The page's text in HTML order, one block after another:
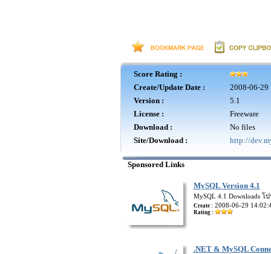
Score Rating :
Create/Update Date :
2008-06-29
Version :
5.1
License :
Freeware
Download :
No files
Site/Download :
http://
Sponsored Links
MySQL Version 4.1
MySQL 4.1 Downloads
Create : 2008-06-29
Rating :
.NET & MySQL